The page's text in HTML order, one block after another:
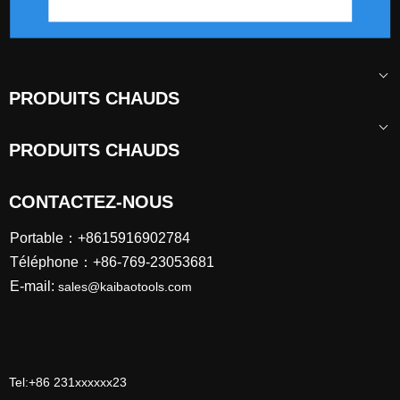
PRODUITS CHAUDS
PRODUITS CHAUDS
CONTACTEZ-NOUS
Portable：+8615916902784
Téléphone：+86-769-23053681
E-mail: sales@kaibaotools.com
Tel:+86 231xxxxxx23